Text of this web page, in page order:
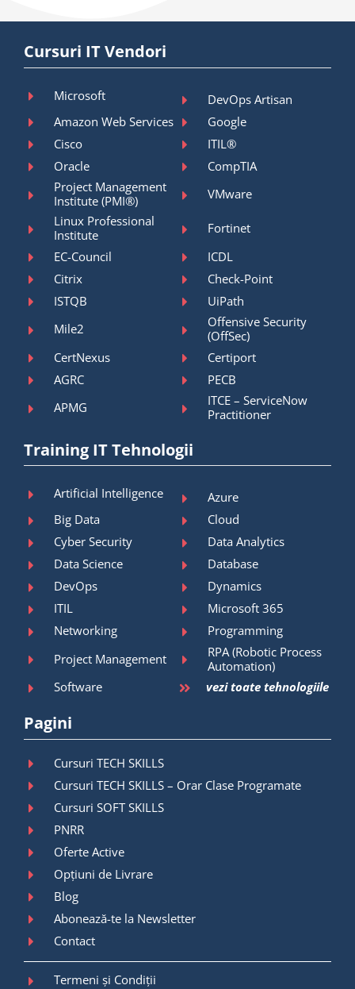
Cursuri IT Vendori
Microsoft
DevOps Artisan
Amazon Web Services
Google
Cisco
ITIL®
Oracle
CompTIA
Project Management
Institute (PMI®)
VMware
Linux Professional
Institute
Fortinet
EC-Council
ICDL
Citrix
Check-Point
ISTQB
UiPath
Mile2
Offensive Security
(OffSec)
CertNexus
Certiport
AGRC
PECB
APMG
ITCE – ServiceNow
Practitioner
Training IT Tehnologii
Artificial Intelligence
Azure
Big Data
Cloud
Cyber Security
Data Analytics
Data Science
Database
DevOps
Dynamics
ITIL
Microsoft 365
Networking
Programming
Project Management
RPA (Robotic Process
Automation)
Software
vezi toate tehnologiile
Pagini
Cursuri TECH SKILLS
Cursuri TECH SKILLS – Orar Clase Programate
Cursuri SOFT SKILLS
PNRR
Oferte Active
Opțiuni de Livrare
Blog
Abonează-te la Newsletter
Contact
Termeni și Condiții